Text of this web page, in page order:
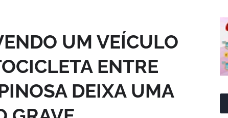
UM VEÍCULO
ENTRE
DEIXA UMA